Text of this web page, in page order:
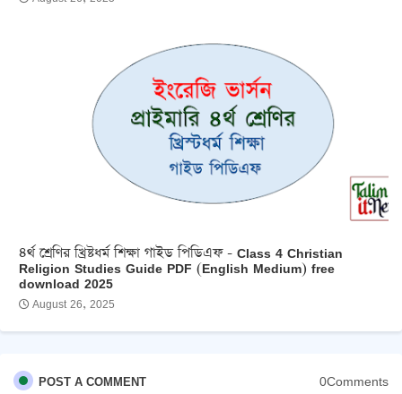
৪র্থ শ্রেণির খ্রিষ্টধর্ম শিক্ষা গাইড পিডিএফ - Class 4 Christian
Religion Studies Guide PDF (English Medium) free
download 2025
August 26, 2025
POST A COMMENT 0Comments